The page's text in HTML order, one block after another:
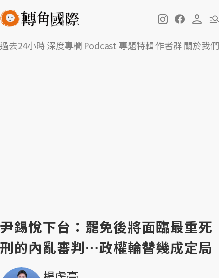
過去24小時深度專欄 Podcast 專題特輯作者群關於我們
尹錫悅下台：罷免後將面臨最重死
刑的內亂審判…政權輪替幾成定局